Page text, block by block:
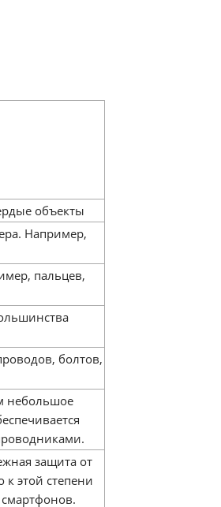
объекты
Например,
пальцев,
болтов,
небольшое
защита от
этой степени